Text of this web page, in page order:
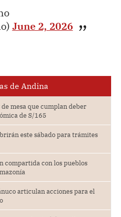
June 2, 2026
de Andina
mesa que cumplan deber
de S/165
este sábado para trámites
compartida con los pueblos
articulan acciones para el